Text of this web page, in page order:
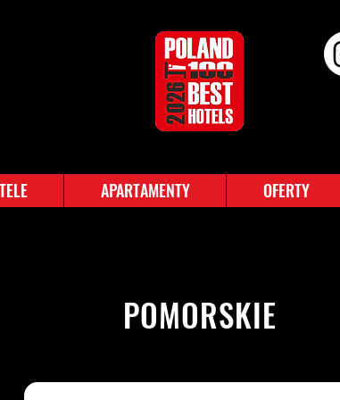
APARTAMENTY OFERTY
POMORSKIE